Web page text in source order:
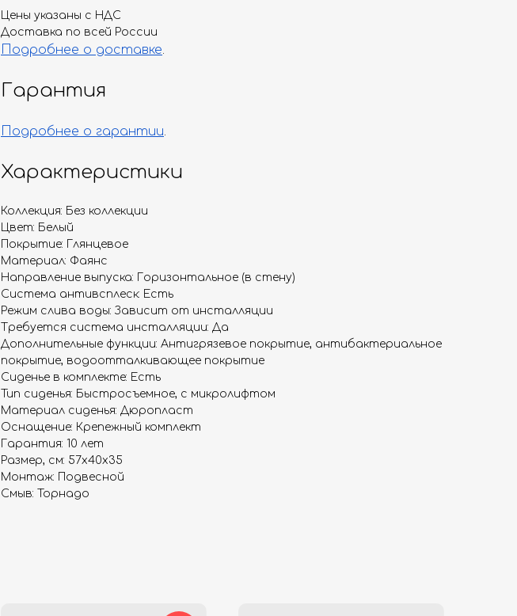
Цены указаны с НДС
Доставка по всей России
Подробнее о доставке.
Гарантия
Подробнее о гарантии.
Характеристики
Коллекция: Без коллекции
Цвет: Белый
Покрытие: Глянцевое
Материал: Фаянс
Направление выпуска: Горизонтальное (в стену)
Система антивсплеск: Есть
Режим слива воды: Зависит от инсталляции
Требуется система инсталляции: Да
Дополнительные функции: Антигрязевое покрытие, антибактериальное
покрытие, водоотталкивающее покрытие
Сиденье в комплекте: Есть
Тип сиденья: Быстросъемное, с микролифтом
Материал сиденья: Дюропласт
Оснащение: Крепежный комплект
Гарантия: 10 лет
Размер, см: 57x40x35
Монтаж: Подвесной
Смыв: Торнадо